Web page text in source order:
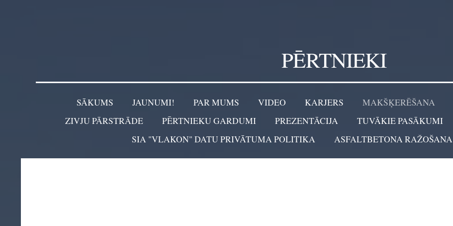
PĒRTNIEKI
SĀKUMS JAUNUMI! PAR MUMS VIDEO KARJERS MAKŠĶERĒŠANA
ZIVJU PĀRSTRĀDE
PĒRTNIEKU GARDUMI PREZENTĀCIJA TUVĀKIE PASĀKUMI
SIA "VLAKON" DATU PRIVĀTUMA POLITIKA
ASFALTBETONA RAŽOŠANA